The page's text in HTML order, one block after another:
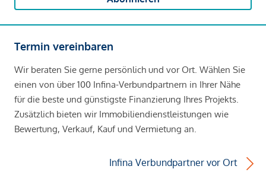
Termin vereinbaren
Wir beraten Sie gerne persönlich und vor Ort. Wählen Sie
einen von über 100 Infina-Verbundpartnern in Ihrer Nähe
für die beste und günstigste Finanzierung Ihres Projekts.
Zusätzlich bieten wir Immobiliendienstleistungen wie
Bewertung, Verkauf, Kauf und Vermietung an.
Infina Verbundpartner vor Ort